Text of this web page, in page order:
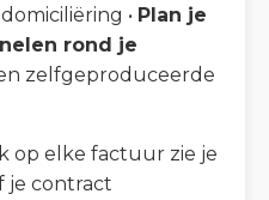
• Plan je
rond je
zelfgeproduceerde
op elke factuur zie je
je contract